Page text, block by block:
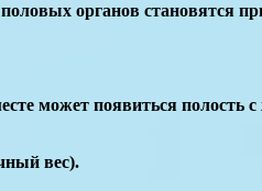
органов становятся
может появиться полость
вес).